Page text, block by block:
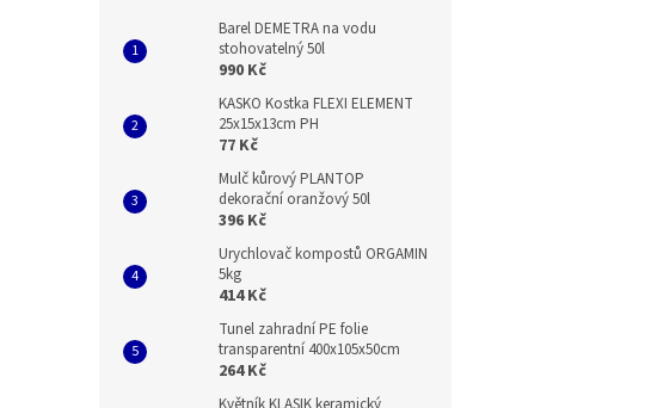
Barel DEMETRA na vodu
stohovatelný 50l
990 Kč
KASKO Kostka FLEXI ELEMENT
25x15x13cm PH
77 Kč
Mulč kůrový PLANTOP
dekorační oranžový 50l
396 Kč
Urychlovač kompostů ORGAMIN
5kg
414 Kč
Tunel zahradní PE folie
transparentní 400x105x50cm
264 Kč